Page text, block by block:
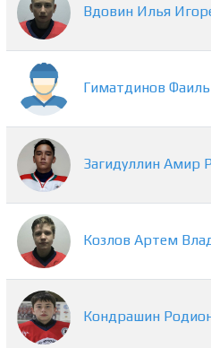
Вдовин Илья
Гиматдинов Фаиль
Загидуллин Амир
Козлов Артем
Кондрашин